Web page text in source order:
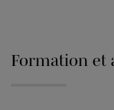
Formation et